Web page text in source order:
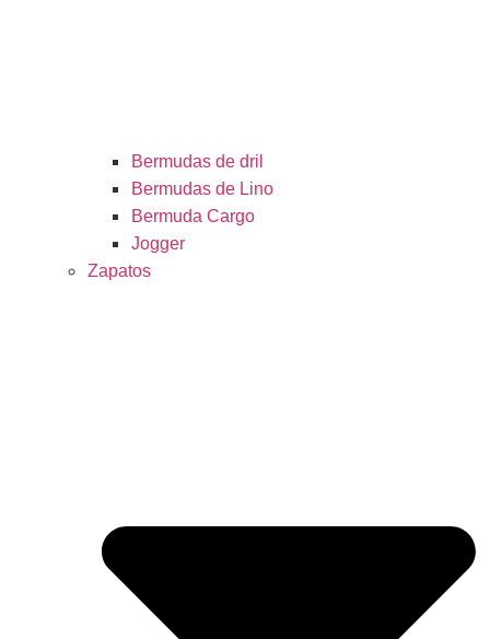
Bermudas de dril
Bermudas de Lino
Bermuda Cargo
Jogger
Zapatos